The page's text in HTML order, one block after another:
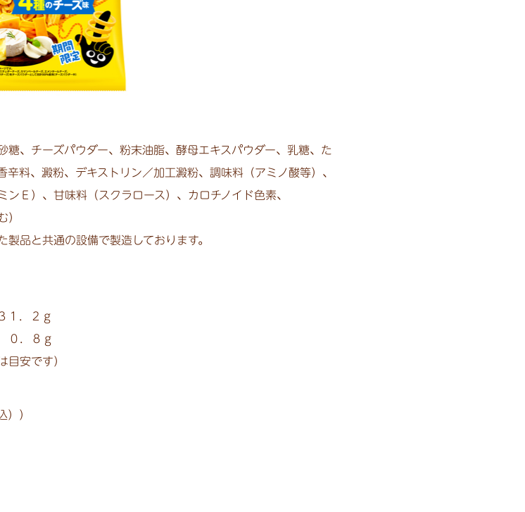
、チーズパウダー、粉末油脂、酵母エキスパウダー、乳糖、た
料、澱粉、デキストリン／加工澱粉、調味料（アミノ酸等）、
Ｅ）、甘味料（スクラロース）、カロチノイド色素、
）
品と共通の設備で製造しております。
．２ｇ
．８ｇ
です）
））